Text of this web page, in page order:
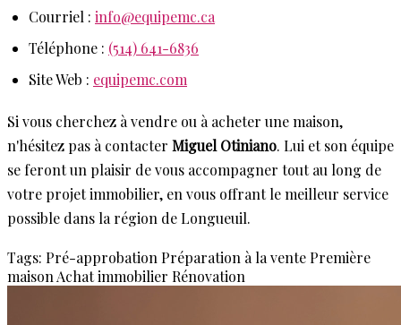
Courriel : info@equipemc.ca
Téléphone : (514) 641-6836
Site Web : equipemc.com
Si vous cherchez à vendre ou à acheter une maison,
n'hésitez pas à contacter Miguel Otiniano. Lui et son équipe
se feront un plaisir de vous accompagner tout au long de
votre projet immobilier, en vous offrant le meilleur service
possible dans la région de Longueuil.
Tags: Pré-approbation Préparation à la vente Première
maison Achat immobilier Rénovation